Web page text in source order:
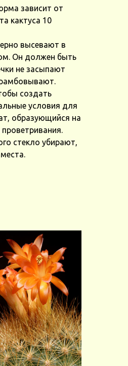
зависит от
кактуса 10
высевают в
Он должен быть
не засыпают
создать
условия для
образующийся на
стекло убирают,